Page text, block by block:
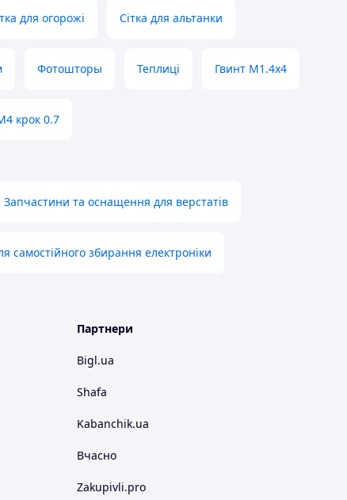
для огорожі Сітка для альтанки
Фотошторы Теплиці Гвинт М1.4х4
крок 0.7
Запчастини та оснащення для верстатів
самостійного збирання електроніки
Партнери
Bigl.ua
Shafa
Kabanchik.ua
Вчасно
Zakupivli.pro